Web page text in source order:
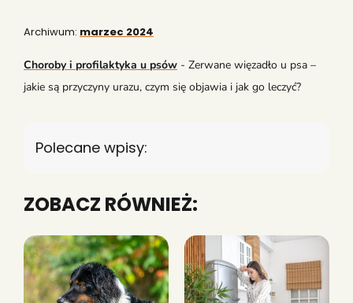
Archiwum: marzec 2024
Choroby i profilaktyka u psów - Zerwane więzadło u psa –
jakie są przyczyny urazu, czym się objawia i jak go leczyć?
Polecane wpisy:
ZOBACZ RÓWNIEŻ: